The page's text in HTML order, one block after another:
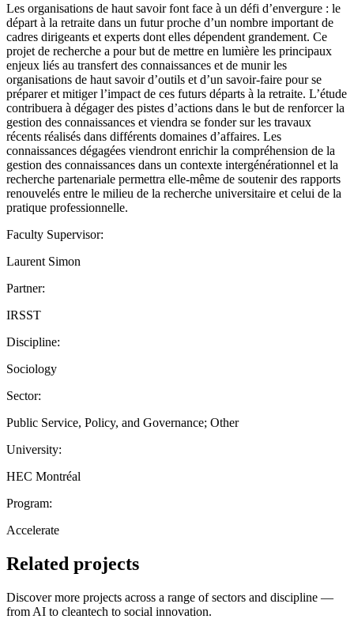
Les organisations de haut savoir font face à un défi d’envergure : le
départ à la retraite dans un futur proche d’un nombre important de
cadres dirigeants et experts dont elles dépendent grandement. Ce
projet de recherche a pour but de mettre en lumière les principaux
enjeux liés au transfert des connaissances et de munir les
organisations de haut savoir d’outils et d’un savoir-faire pour se
préparer et mitiger l’impact de ces futurs départs à la retraite. L’étude
contribuera à dégager des pistes d’actions dans le but de renforcer la
gestion des connaissances et viendra se fonder sur les travaux
récents réalisés dans différents domaines d’affaires. Les
connaissances dégagées viendront enrichir la compréhension de la
gestion des connaissances dans un contexte intergénérationnel et la
recherche partenariale permettra elle-même de soutenir des rapports
renouvelés entre le milieu de la recherche universitaire et celui de la
pratique professionnelle.
Faculty Supervisor:
Laurent Simon
Partner:
IRSST
Discipline:
Sociology
Sector:
Public Service, Policy, and Governance; Other
University:
HEC Montréal
Program:
Accelerate
Related projects
Discover more projects across a range of sectors and discipline —
from AI to cleantech to social innovation.